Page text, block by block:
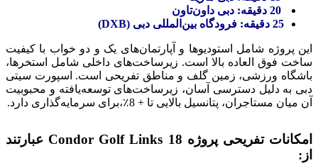
25 دقیقه: فرودگاه بین‌المللی دبی (DXB)
این پروژه شامل استودیوها و آپارتمان‌های یک و دو خواب با کیفیت
ساخت فوق العاده بالا است. زیرساخت‌های داخلی شامل استخرها،
باشگاه ورزشی، زمین گلف و مناطق تفریحی است. اسپورت سیتی
دبی به دلیل دسترسی آسان، زیرساخت‌های توسعه‌یافته و محبوبیت
آن میان مستاجران، پتانسیل بالایی تا + 8٪،برای سرمایه‌گذاری دارد.
امکانات تفریحی پروژه Condor Golf Links 18 عبارتند
از: